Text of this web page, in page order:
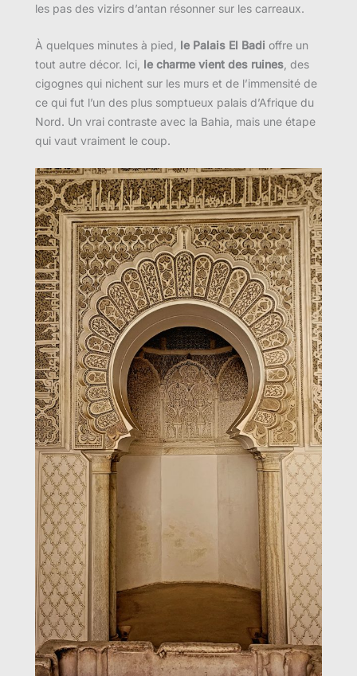
les pas des vizirs d’antan résonner sur les carreaux.
À quelques minutes à pied, le Palais El Badi offre un
tout autre décor. Ici, le charme vient des ruines , des
cigognes qui nichent sur les murs et de l’immensité de
ce qui fut l’un des plus somptueux palais d’Afrique du
Nord. Un vrai contraste avec la Bahia, mais une étape
qui vaut vraiment le coup.